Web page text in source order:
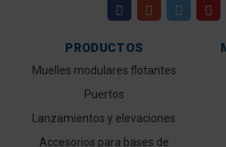
PRODUCTOS
Muelles modulares flotantes
Puertos
Lanzamientos y elevaciones
Accesorios para bases de